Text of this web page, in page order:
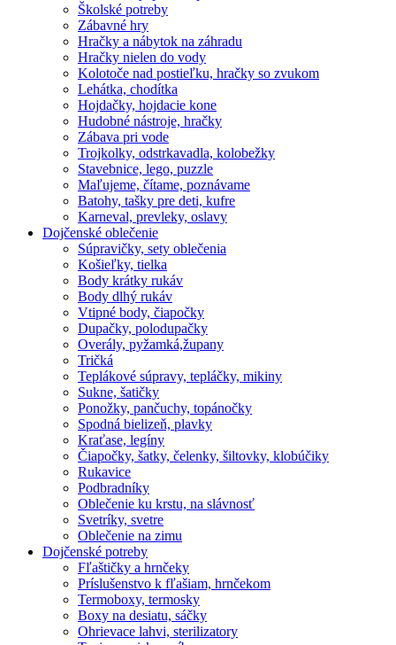
Školské potreby
Zábavné hry
Hračky a nábytok na záhradu
Hračky nielen do vody
Kolotoče nad postieľku, hračky so zvukom
Lehátka, chodítka
Hojdačky, hojdacie kone
Hudobné nástroje, hračky
Zábava pri vode
Trojkolky, odstrkavadla, kolobežky
Stavebnice, lego, puzzle
Maľujeme, čítame, poznávame
Batohy, tašky pre deti, kufre
Karneval, prevleky, oslavy
Dojčenské oblečenie
Súpravičky, sety oblečenia
Košieľky, tielka
Body krátky rukáv
Body dlhý rukáv
Vtipné body, čiapočky
Dupačky, polodupačky
Overály, pyžamká,župany
Tričká
Teplákové súpravy, tepláčky, mikiny
Sukne, šatičky
Ponožky, pančuchy, topánočky
Spodná bielizeň, plavky
Kraťase, legíny
Čiapočky, šatky, čelenky, šiltovky, klobúčiky
Rukavice
Podbradníky
Oblečenie ku krstu, na slávnosť
Svetríky, svetre
Oblečenie na zimu
Dojčenské potreby
Fľaštičky a hrnčeky
Príslušenstvo k fľašiam, hrnčekom
Termoboxy, termosky
Boxy na desiatu, sáčky
Ohrievace lahvi, sterilizatory